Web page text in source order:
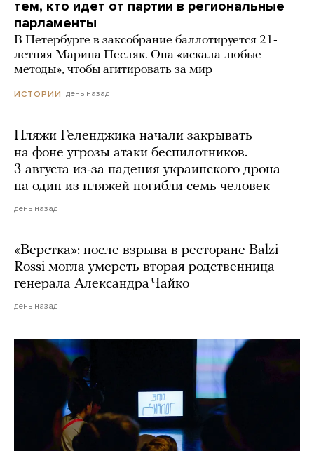
тем, кто идет от партии в региональные
парламенты
В Петербурге в заксобрание баллотируется 21-
летняя Марина Песляк. Она «искала любые
методы», чтобы агитировать за мир
ИСТОРИИ день назад
Пляжи Геленджика начали закрывать
на фоне угрозы атаки беспилотников.
3 августа из-за падения украинского дрона
на один из пляжей погибли семь человек
день назад
«Верстка»: после взрыва в ресторане Balzi
Rossi могла умереть вторая родственница
генерала Александра Чайко
день назад